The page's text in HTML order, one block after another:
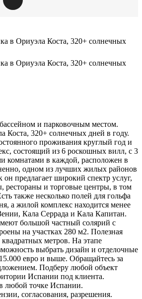
и парковочным местом.
Коста, 320+ солнечных дней в году.
проживания круглый год и
состоящий из 6 роскошных вилл, с 3
комнатами в каждой, расположен в
одном из лучших жилых районов
он предлагает широкий спектр услуг,
рестораны и торговые центры, в том
также несколько полей для гольфа
а жилой комплекс находится менее
Кала Серрада и Кала Капитан.
большой частный солярий с
на участках 280 м2. Полезная
метров. На этапе
выбрать дизайн и отделочные
евро и выше. Обращайтесь за
Подберу любой объект
Испании под клиента.
любой точке Испании.
согласования, разрешения.